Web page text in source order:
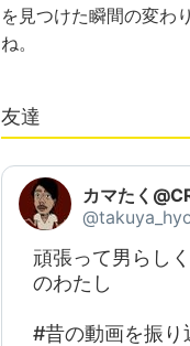
を見つけた瞬間の変わ
ね。
友達
カマたく
頑張って男らし
のわたし
#昔の動画を振り